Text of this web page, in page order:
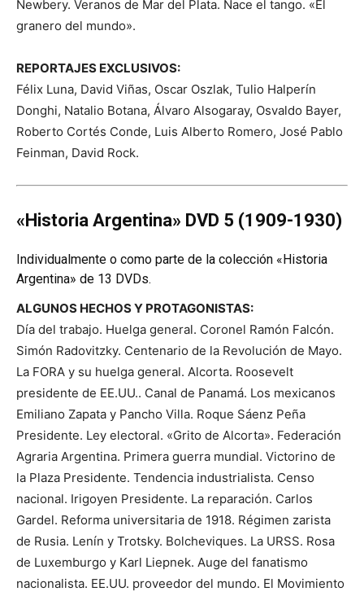
Newbery. Veranos de Mar del Plata. Nace el tango. «El
granero del mundo».
REPORTAJES EXCLUSIVOS:
Félix Luna, David Viñas, Oscar Oszlak, Tulio Halperín
Donghi, Natalio Botana, Álvaro Alsogaray, Osvaldo Bayer,
Roberto Cortés Conde, Luis Alberto Romero, José Pablo
Feinman, David Rock.
«Historia Argentina» DVD 5 (1909-1930)
Individualmente o como parte de la colección «Historia
Argentina» de 13 DVDs.
ALGUNOS HECHOS Y PROTAGONISTAS:
Día del trabajo. Huelga general. Coronel Ramón Falcón.
Simón Radovitzky. Centenario de la Revolución de Mayo.
La FORA y su huelga general. Alcorta. Roosevelt
presidente de EE.UU.. Canal de Panamá. Los mexicanos
Emiliano Zapata y Pancho Villa. Roque Sáenz Peña
Presidente. Ley electoral. «Grito de Alcorta». Federación
Agraria Argentina. Primera guerra mundial. Victorino de
la Plaza Presidente. Tendencia industrialista. Censo
nacional. Irigoyen Presidente. La reparación. Carlos
Gardel. Reforma universitaria de 1918. Régimen zarista
de Rusia. Lenín y Trotsky. Bolcheviques. La URSS. Rosa
de Luxemburgo y Karl Liepnek. Auge del fanatismo
nacionalista. EE.UU. proveedor del mundo. El Movimiento